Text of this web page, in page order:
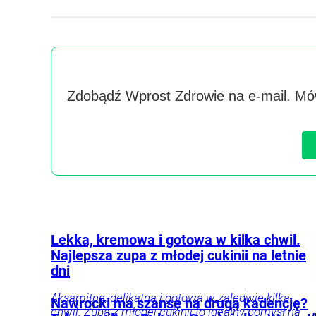
Zdobądź Wprost Zdrowie na e-mail.
Lekka, kremowa i gotowa w kilka chwil.
Najlepsza zupa z młodej cukinii na letnie
dni
Aksamitna, delikatna i gotowa w zaledwie kilka
chwil. Zupa z młodej cukinii to idealny pomysł na
Nawrocki ma szansę na drugą kadencję?